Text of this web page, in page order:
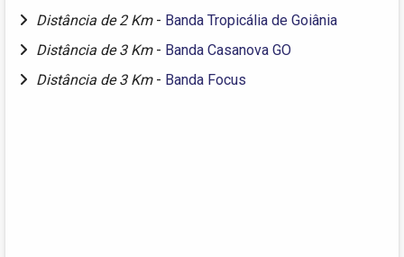
Distância de 2 Km - Banda Tropicália de Goiânia
Distância de 3 Km - Banda Casanova GO
Distância de 3 Km - Banda Focus